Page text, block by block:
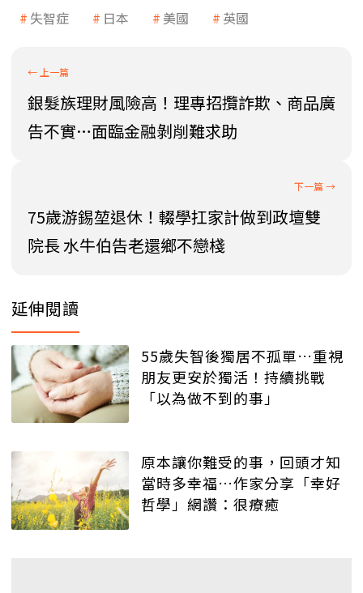
失智症
日本 美國 英國
銀髮族理財風險高！理專招攬詐欺、商品廣
告不實…面臨金融剝削難求助
75歲游錫堃退休！輟學扛家計做到政壇雙
院長 水牛伯告老還鄉不戀棧
延伸閱讀
55歲失智後獨居不孤單…重視
朋友更安於獨活！持續挑戰
「以為做不到的事」
原本讓你難受的事，回頭才知
當時多幸福…作家分享「幸好
哲學」網讚：很療癒